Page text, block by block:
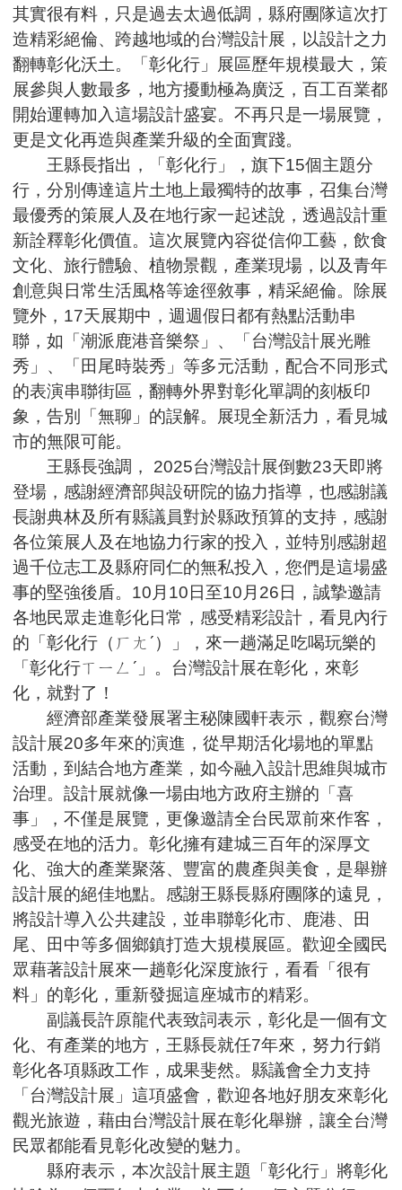
其實很有料，只是過去太過低調，縣府團隊這次打
造精彩絕倫、跨越地域的台灣設計展，以設計之力
翻轉彰化沃土。「彰化行」展區歷年規模最大，策
展參與人數最多，地方擾動極為廣泛，百工百業都
開始運轉加入這場設計盛宴。不再只是一場展覽，
更是文化再造與產業升級的全面實踐。
王縣長指出，「彰化行」，旗下15個主題分
行，分別傳達這片土地上最獨特的故事，召集台灣
最優秀的策展人及在地行家一起述說，透過設計重
新詮釋彰化價值。這次展覽內容從信仰工藝，飲食
文化、旅行體驗、植物景觀，產業現場，以及青年
創意與日常生活風格等途徑敘事，精采絕倫。除展
覽外，17天展期中，週週假日都有熱點活動串
聯，如「潮派鹿港音樂祭」、「台灣設計展光雕
秀」、「田尾時裝秀」等多元活動，配合不同形式
的表演串聯街區，翻轉外界對彰化單調的刻板印
象，告別「無聊」的誤解。展現全新活力，看見城
市的無限可能。
王縣長強調， 2025台灣設計展倒數23天即將
登場，感謝經濟部與設研院的協力指導，也感謝議
長謝典林及所有縣議員對於縣政預算的支持，感謝
各位策展人及在地協力行家的投入，並特別感謝超
過千位志工及縣府同仁的無私投入，您們是這場盛
事的堅強後盾。10月10日至10月26日，誠摯邀請
各地民眾走進彰化日常，感受精彩設計，看見內行
的「彰化行（ㄏㄤˊ）」，來一趟滿足吃喝玩樂的
「彰化行ㄒㄧㄥˊ」。台灣設計展在彰化，來彰
化，就對了！
經濟部產業發展署主秘陳國軒表示，觀察台灣
設計展20多年來的演進，從早期活化場地的單點
活動，到結合地方產業，如今融入設計思維與城市
治理。設計展就像一場由地方政府主辦的「喜
事」，不僅是展覽，更像邀請全台民眾前來作客，
感受在地的活力。彰化擁有建城三百年的深厚文
化、強大的產業聚落、豐富的農產與美食，是舉辦
設計展的絕佳地點。感謝王縣長縣府團隊的遠見，
將設計導入公共建設，並串聯彰化市、鹿港、田
尾、田中等多個鄉鎮打造大規模展區。歡迎全國民
眾藉著設計展來一趟彰化深度旅行，看看「很有
料」的彰化，重新發掘這座城市的精彩。
副議長許原龍代表致詞表示，彰化是一個有文
化、有產業的地方，王縣長就任7年來，努力行銷
彰化各項縣政工作，成果斐然。縣議會全力支持
「台灣設計展」這項盛會，歡迎各地好朋友來彰化
觀光旅遊，藉由台灣設計展在彰化舉辦，讓全台灣
民眾都能看見彰化改變的魅力。
縣府表示，本次設計展主題「彰化行」將彰化